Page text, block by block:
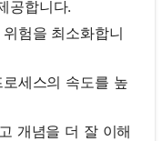
공합니다.
험을 최소화합니
세스의 속도를 높
개념을 더 잘 이해